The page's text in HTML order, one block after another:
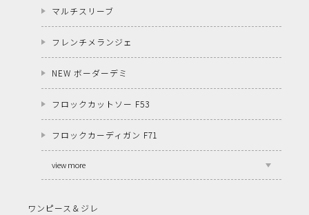
マルチスリーブ
フレンチメランジェ
NEW ボーダーデミ
フロックカットソー F53
フロックカーディガン F71
view more
ワンピース＆ジレ